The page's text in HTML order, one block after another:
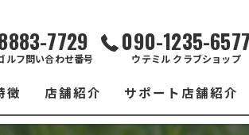
7729
ルフ問い合わせ番号
090-1235-6577
ウテミル クラブショップ
徴 店舗紹介 サポート店舗紹介